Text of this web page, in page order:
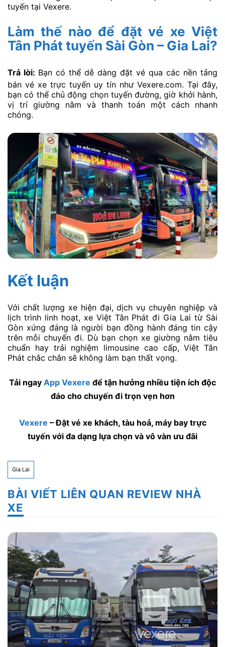
tuyến tại Vexere.
Làm thế nào để đặt vé xe Việt
Tân Phát tuyến Sài Gòn – Gia Lai?
Trả lời: Bạn có thể dễ dàng đặt vé qua các nền tảng
bán vé xe trực tuyến uy tín như Vexere.com. Tại đây,
bạn có thể chủ động chọn tuyến đường, giờ khởi hành,
vị trí giường nằm và thanh toán một cách nhanh
chóng.
Kết luận
Với chất lượng xe hiện đại, dịch vụ chuyên nghiệp và
lịch trình linh hoạt, xe Việt Tân Phát đi Gia Lai từ Sài
Gòn xứng đáng là người bạn đồng hành đáng tin cậy
trên mỗi chuyến đi. Dù bạn chọn xe giường nằm tiêu
chuẩn hay trải nghiệm limousine cao cấp, Việt Tân
Phát chắc chắn sẽ không làm bạn thất vọng.
Tải ngay App Vexere để tận hưởng nhiều tiện ích độc
đáo cho chuyến đi trọn vẹn hơn
Vexere – Đặt vé xe khách, tàu hoả, máy bay trực
tuyến với đa dạng lựa chọn và vô vàn ưu đãi
Gia Lai
BÀI VIẾT LIÊN QUAN REVIEW NHÀ
XE